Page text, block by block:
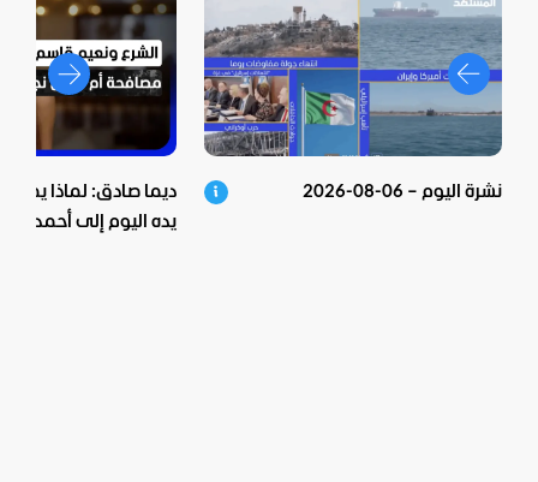
نشرة اليوم – 06-08-2026
ديما صادق: لماذا يمد
يده اليوم إلى أحمد